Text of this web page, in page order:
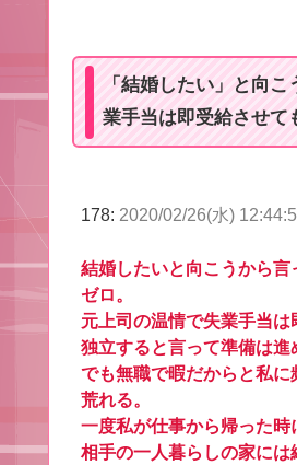
「結婚したい」と向
業手当は即受給させて
178: 2020/02/26(水)
結婚したいと向こうから
ゼロ。
元上司の温情で失業手当は
独立すると言って準備は進
でも無職で暇だからと私
荒れる。
一度私が仕事から帰った時
相手の一人暮らしの家には